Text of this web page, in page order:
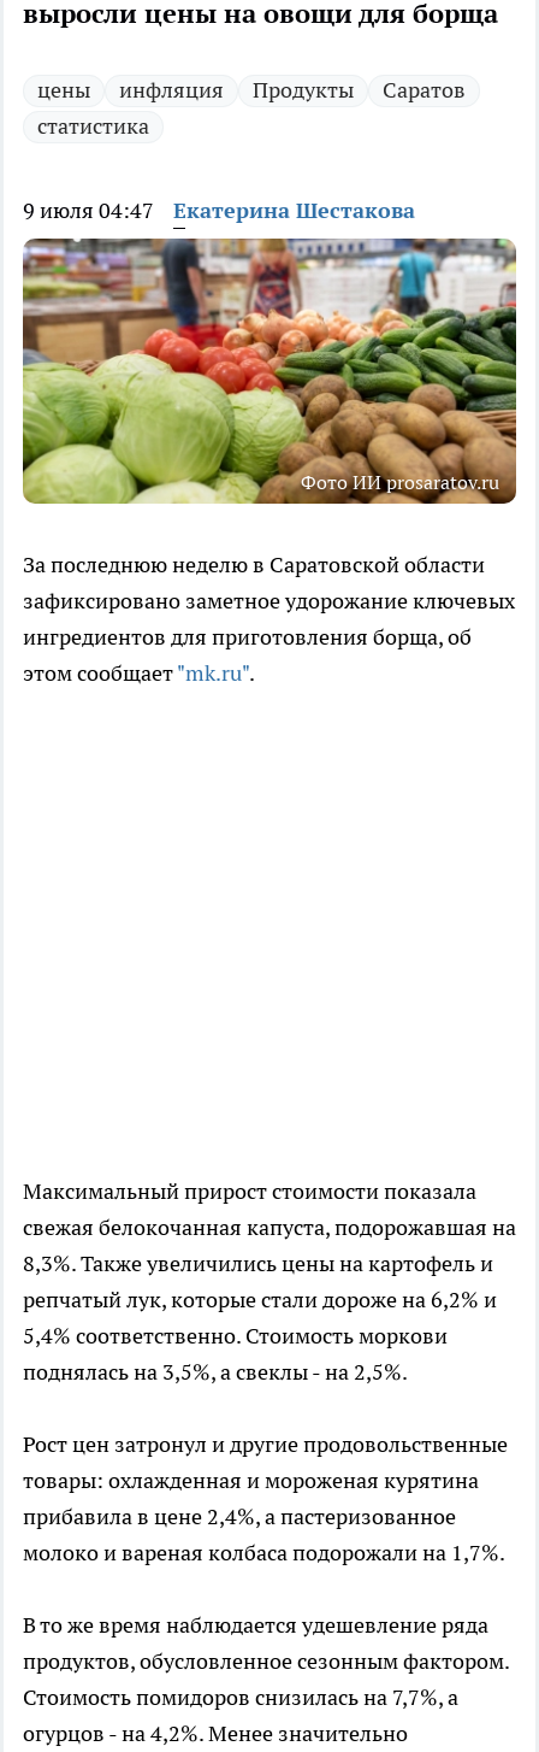
выросли цены на овощи для борща
цены инфляция Продукты
Саратов
статистика
9 июля 04:47 Екатерина Шестакова
Фото ИИ prosaratov.ru
За последнюю неделю в Саратовской области
зафиксировано заметное удорожание ключевых
ингредиентов для приготовления борща, об
этом сообщает"mk.ru".
Максимальный прирост стоимости показала
свежая белокочанная капуста, подорожавшая на
8,3%. Также увеличились цены на картофель и
репчатый лук, которые стали дороже на 6,2% и
5,4% соответственно. Стоимость моркови
поднялась на 3,5%, а свеклы - на 2,5%.
Рост цен затронул и другие продовольственные
товары: охлажденная и мороженая курятина
прибавила в цене 2,4%, а пастеризованное
молоко и вареная колбаса подорожали на 1,7%.
В то же время наблюдается удешевление ряда
продуктов, обусловленное сезонным фактором.
Стоимость помидоров снизилась на 7,7%, а
огурцов - на 4,2%. Менее значительно